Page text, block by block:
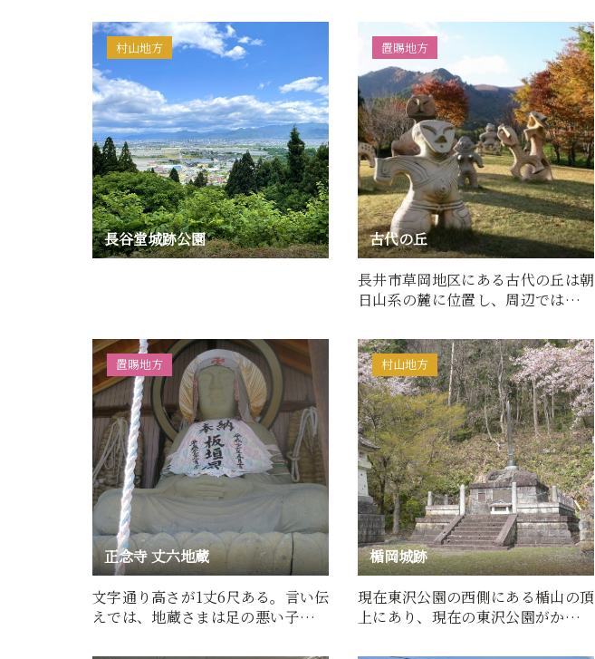
長谷堂城跡公園
村山地方
古代の丘
置賜地方
長井市草岡地区にある古代の丘は朝
日山系の麓に位置し、周辺では旧石
正念寺 丈六地蔵
置賜地方
文字通り高さが1丈6尺ある。言い伝
えでは、地蔵さまは足の悪い子供と
楯岡城跡
村山地方
現在東沢公園の西側にある楯山の頂
上にあり、現在の東沢公園がかつて